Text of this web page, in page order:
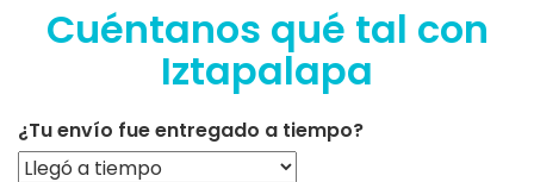
Cuéntanos qué tal con
Iztapalapa
¿Tu envío fue entregado a tiempo?